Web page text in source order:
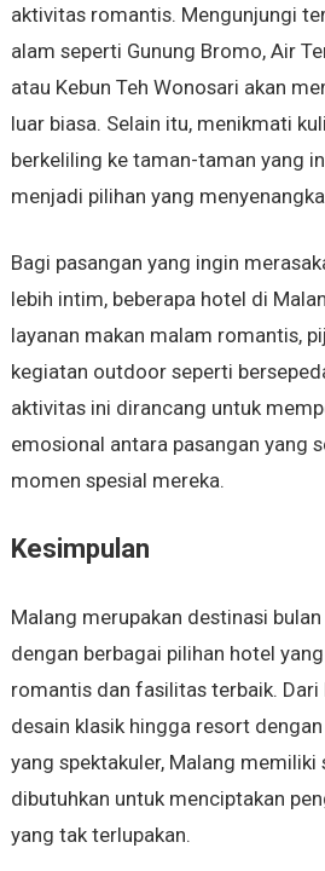
aktivitas romantis. Mengunjungi
alam seperti Gunung Bromo, Air
atau Kebun Teh Wonosari akan
luar biasa. Selain itu, menikmati
berkeliling ke taman-taman yang
menjadi pilihan yang
Bagi pasangan yang ingin
lebih intim, beberapa hotel di
layanan makan malam romantis,
kegiatan outdoor seperti
aktivitas ini dirancang untuk
emosional antara pasangan yang
momen spesial mereka.
Kesimpulan
Malang merupakan destinasi
dengan berbagai pilihan hotel
romantis dan fasilitas terbaik.
desain klasik hingga resort
yang spektakuler, Malang memiliki
dibutuhkan untuk menciptakan
yang tak terlupakan.